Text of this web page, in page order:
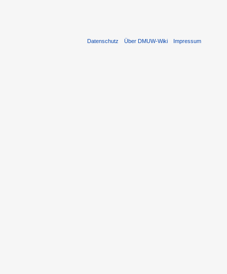
Datenschutz Über DMUW-Wiki Impressum